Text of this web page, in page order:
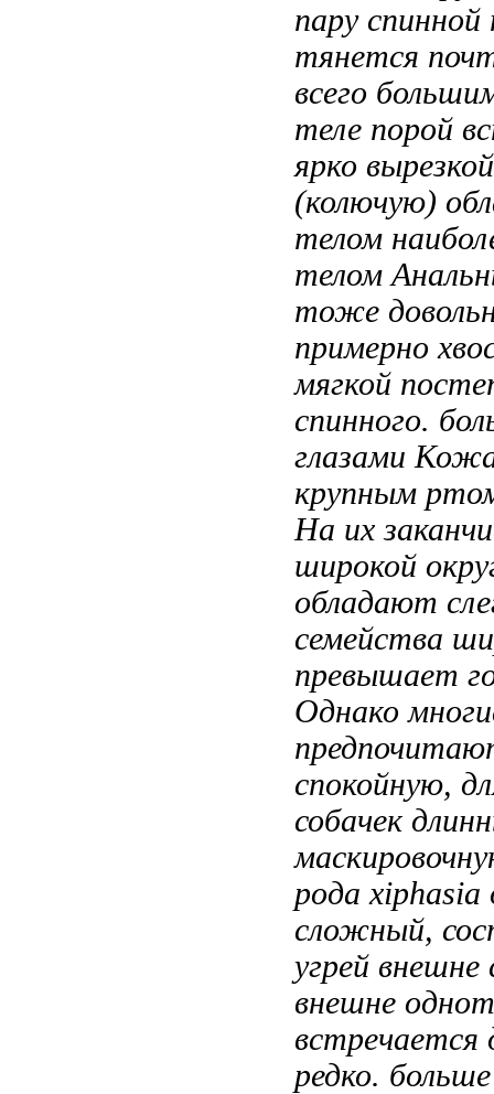
паруспинной
тянется
всего
теле порой
ярко
(колючую)
телом
телом
тоже
примерно
мягкой
спинного.
глазами
крупным
На их
широкой
обладают
семейства
превышает
Однако
спокойную,
собачек
рода xiphasia
сложный,
угрей внешне
внешне
встречается
редко.